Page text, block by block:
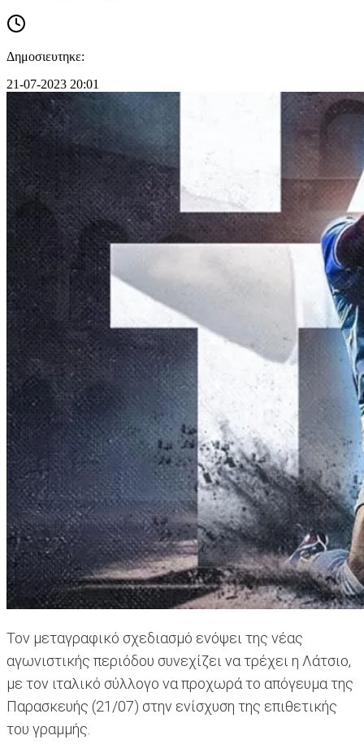
Δημοσιευτηκε:
21-07-2023 20:01
Τον μεταγραφικό σχεδιασμό ενόψει της νέας
αγωνιστικής περιόδου συνεχίζει να τρέχει η Λάτσιο,
με τον ιταλικό σύλλογο να προχωρά το απόγευμα της
Παρασκευής (21/07) στην ενίσχυση της επιθετικής
του γραμμής.